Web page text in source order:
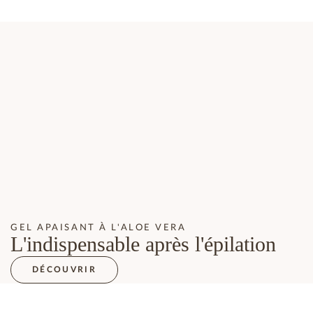
GEL APAISANT À L'ALOE VERA
L'indispensable après l'épilation
DÉCOUVRIR